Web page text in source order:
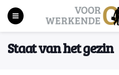
Staat van het gezin